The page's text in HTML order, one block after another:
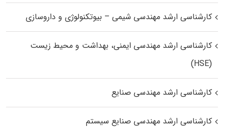
کارشناسی ارشد مهندسی شیمی – بیوتکنولوژی و داروسازی
کارشناسی ارشد مهندسی ایمنی، بهداشت و محیط زیست
(HSE)
کارشناسی ارشد مهندسی صنایع
کارشناسی ارشد مهندسی صنایع سیستم